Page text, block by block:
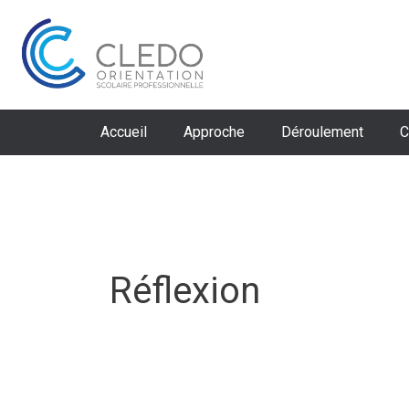
contenu
Accueil Approche Déroulement
Réflexion